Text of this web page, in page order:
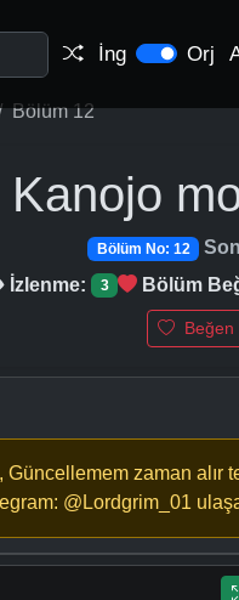
İng Orj
Bölüm 12
Kanojo
Bölüm No: 12
İzlenme:
3 Bölüm
Beğen
zaman alır
@Lordgrim_01